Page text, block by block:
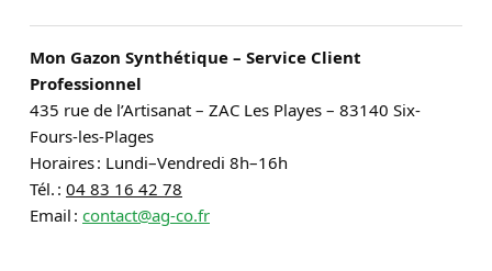
Mon Gazon Synthétique – Service Client
Professionnel
435 rue de l’Artisanat – ZAC Les Playes – 83140 Six-
Fours-les-Plages
Horaires : Lundi–Vendredi 8h–16h
Tél. : 04 83 16 42 78
Email : contact@ag-co.fr